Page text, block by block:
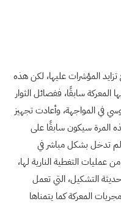
المؤشرات عليها، لكن هذه
سابقًا، ففصائل الثوار
في المواجهة، وأعادت تجهيز
المرة سيكون سابقًا على
لم تدخل بشكل مباشر في
عمليات التغطية النارية لها،
التشكيل، التي تعمل
المعركة كما يتمناها